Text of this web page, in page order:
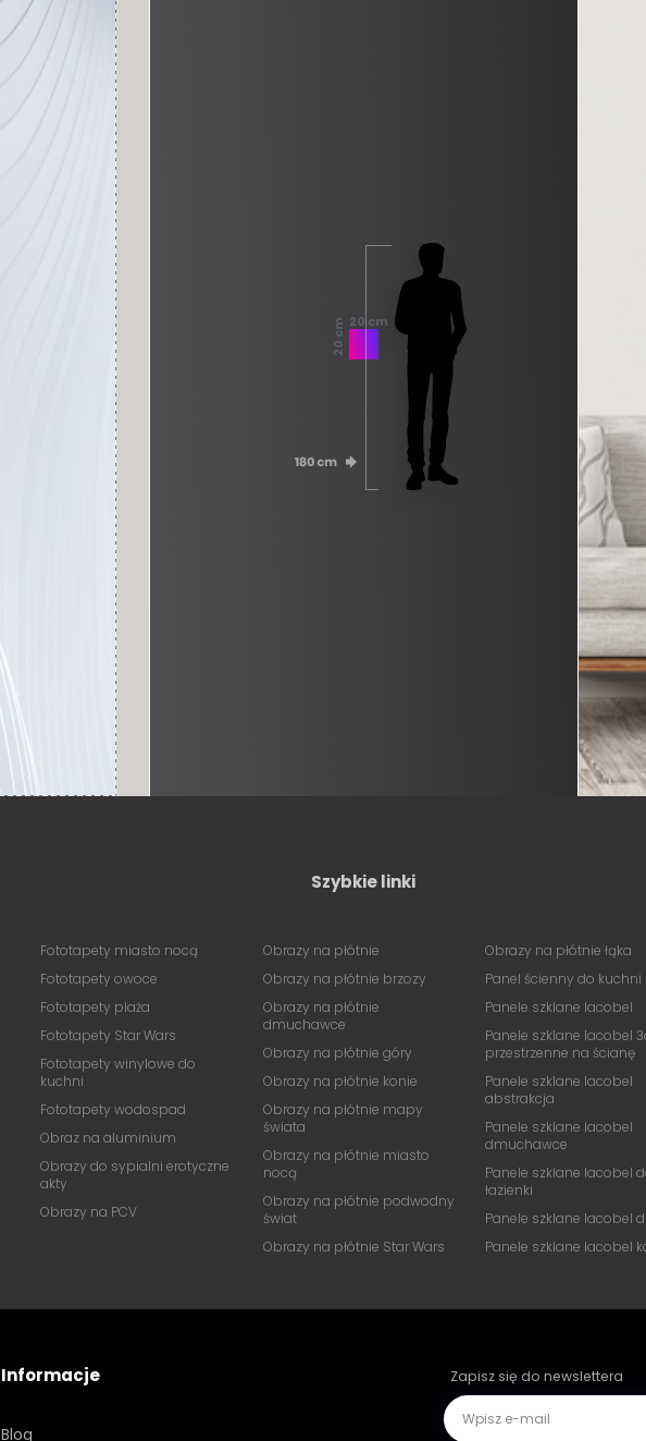
20 cm
20 cm
Szybkie linki
Fototapety miasto nocą
Fototapety owoce
Fototapety plaża
Fototapety Star Wars
Fototapety winylowe do
kuchni
Fototapety wodospad
Obraz na aluminium
Obrazy do sypialni erotyczne
akty
Obrazy na PCV
Obrazy na płótnie
Obrazy na płótnie brzozy
Obrazy na płótnie
dmuchawce
Obrazy na płótnie góry
Obrazy na płótnie konie
Obrazy na płótnie mapy
świata
Obrazy na płótnie miasto
nocą
Obrazy na płótnie podwodny
świat
Obrazy na płótnie Star Wars
Obrazy na płótnie łąka
Panel ścienny do kuchni
Panele szklane lacobel
Panele szklane lacobel
przestrzenne na ścianę
Panele szklane lacobel
abstrakcja
Panele szklane lacobel
dmuchawce
Panele szklane lacobel
łazienki
Panele szklane lacobel
Panele szklane lacobel
Informacje
Blog
Zapisz się do newslettera